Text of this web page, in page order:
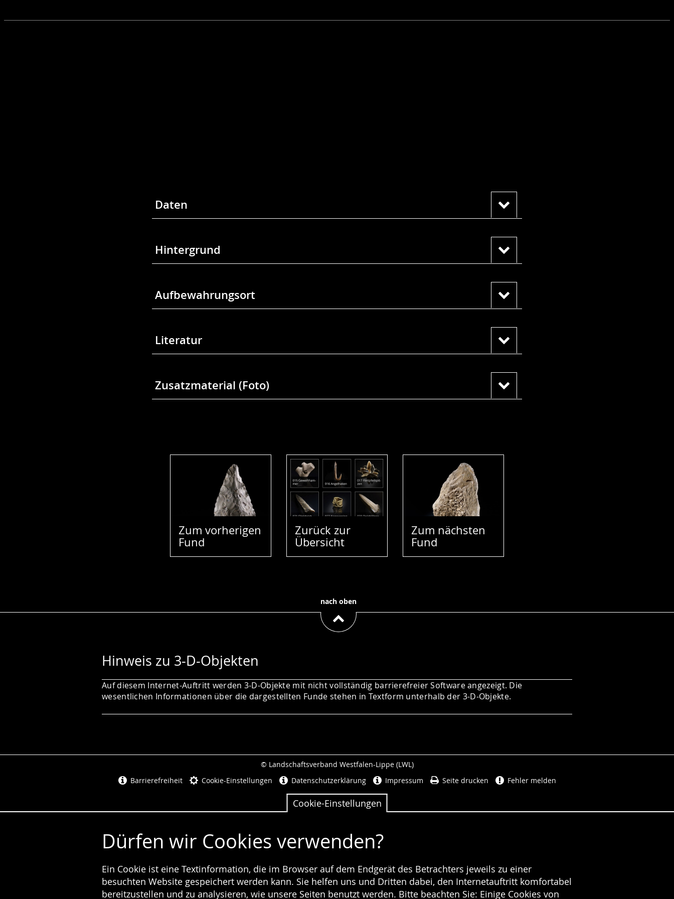
Cookie-Einstellungen
Dürfen wir Cookies verwenden?
Ein Cookie ist eine Textinformation, die im Browser auf dem Endgerät des Betrachters jeweils zu einer
besuchten Website gespeichert werden kann. Sie helfen uns und Dritten dabei, den Internetauftritt komfortabel
bereitzustellen und zu analysieren, wie unsere Seiten benutzt werden. Bitte beachten Sie: Einige Cookies von
Daten
Hintergrund
Aufbewahrungsort
Literatur
Zusatzmaterial (Foto)
Zum vorherigen
Fund
Zurück zur
Übersicht
Zum nächsten
Fund
nach oben
Hinweis zu 3-D-Objekten
Auf diesem Internet-Auftritt werden 3-D-Objekte mit nicht vollständig barrierefreier Software angezeigt. Die
wesentlichen Informationen über die dargestellten Funde stehen in Textform unterhalb der 3-D-Objekte.
© Landschaftsverband Westfalen-Lippe (LWL)
Barrierefreiheit Cookie-Einstellungen Datenschutzerklärung Impressum Seite drucken Fehler melden